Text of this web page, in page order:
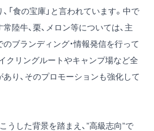
「食の宝庫」と言われています。中で
陸牛、栗、メロン等については、主
ブランディング・情報発信を行って
クリングルートやキャンプ場など全
り、そのプロモーションも強化して
うした背景を踏まえ、”高級志向”で